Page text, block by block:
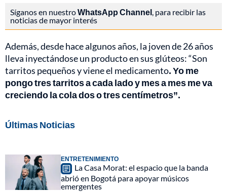
Síganos en nuestroWhatsApp Channel, para recibir las
noticias de mayor interés
Además, desde hace algunos años, la joven de 26 años
lleva inyectándose un producto en sus glúteos: “Son
tarritos pequeños y viene el medicamento. Yo me
pongo tres tarritos a cada lado y mes a mes me va
creciendo la cola dos o tres centímetros”.
Últimas Noticias
ENTRETENIMIENTO
La Casa Morat: el espacio que la banda
abrió en Bogotá para apoyar músicos
emergentes